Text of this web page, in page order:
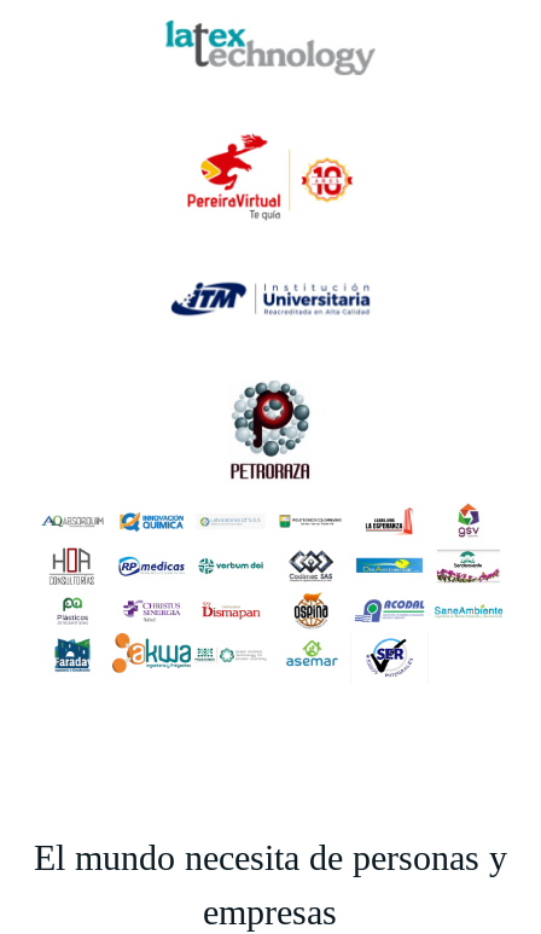
El mundo necesita de personas y
empresas